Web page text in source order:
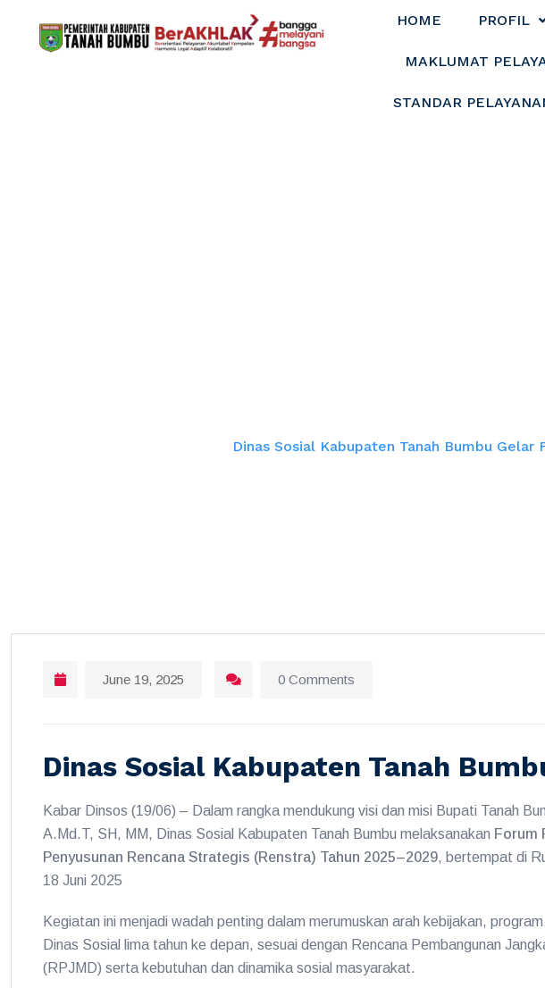
HOME PROFIL
MAKLUMAT
STANDAR
Dinas Sosial Kabupaten Tanah Bumbu
June 19, 2025 0 Comments
Dinas Sosial Kabupaten Tanah
Kabar Dinsos (19/06) – Dalam rangka mendukung visi dan misi Bupati Tanah
A.Md.T, SH, MM, Dinas Sosial Kabupaten Tanah Bumbu melaksanakan Forum
Penyusunan Rencana Strategis (Renstra) Tahun 2025–2029, bertempat di
18 Juni 2025
Kegiatan ini menjadi wadah penting dalam merumuskan arah kebijakan,
Dinas Sosial lima tahun ke depan, sesuai dengan Rencana Pembangunan
(RPJMD) serta kebutuhan dan dinamika sosial masyarakat.